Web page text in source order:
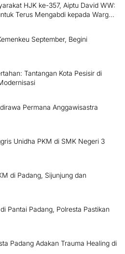
HJK ke-357, Aiptu David WW:
Terus Mengabdi kepada Warga
September, Begini
Tantangan Kota Pesisir di
Permana Anggawisastra
Unidha PKM di SMK Negeri 3
di Padang, Sijunjung dan
Pantai Padang, Polresta Pastikan
Padang Adakan Trauma Healing di